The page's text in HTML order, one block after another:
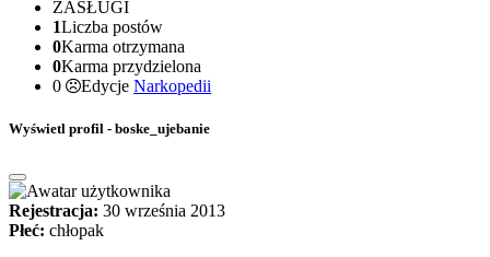
ZASŁUGI
1Liczba postów
0Karma otrzymana
0Karma przydzielona
0
Edycje Narkopedii
Wyświetl profil - boske_ujebanie
Rejestracja: 30 września 2013
Płeć: chłopak